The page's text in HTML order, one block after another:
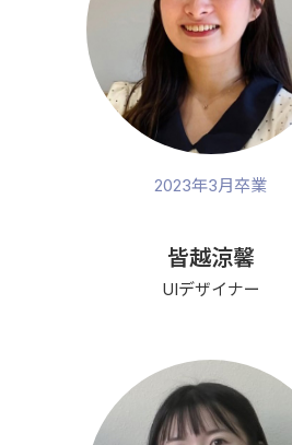
2023年3月卒業
皆越涼馨
UIデザイナー